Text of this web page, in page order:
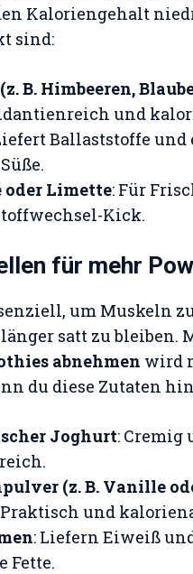
Kaloriengehalt
sind:
B. Himbeeren,
und
Ballaststoffe und
oder Limette: Für
Kick.
für mehr
um Muskeln
satt zu bleiben.
abnehmen wird
du diese Zutaten
Joghurt: Cremig
(z. B. Vanille
Praktisch und
: Liefern Eiweiß
Fette.